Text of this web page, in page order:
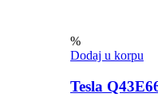
%
Dodaj u korpu
Tesla